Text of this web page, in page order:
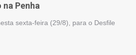
Penha
sexta-feira (29/8), para o Desfile